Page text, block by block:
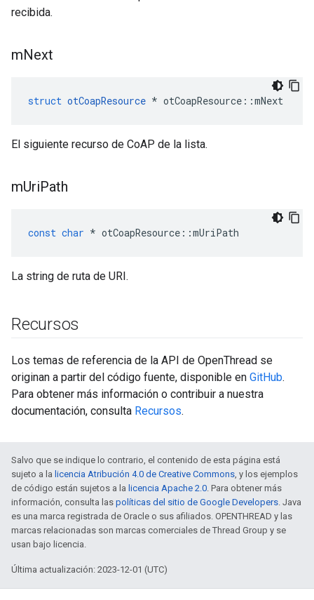
recibida.
mNext
struct otCoapResource * otCoapResource ::mNext
El siguiente recurso de CoAP de la lista.
mUriPath
const char * otCoapResource ::mUriPath
La string de ruta de URI.
Recursos
Los temas de referencia de la API de OpenThread se
originan a partir del código fuente, disponible en GitHub.
Para obtener más información o contribuir a nuestra
documentación, consulta Recursos.
Salvo que se indique lo contrario, el contenido de esta página está
sujeto a la licencia Atribución 4.0 de Creative Commons, y los ejemplos
de código están sujetos a la licencia Apache 2.0. Para obtener más
información, consulta las políticas del sitio de Google Developers. Java
es una marca registrada de Oracle o sus afiliados. OPENTHREAD y las
marcas relacionadas son marcas comerciales de Thread Group y se
usan bajo licencia.
Última actualización: 2023-12-01 (UTC)